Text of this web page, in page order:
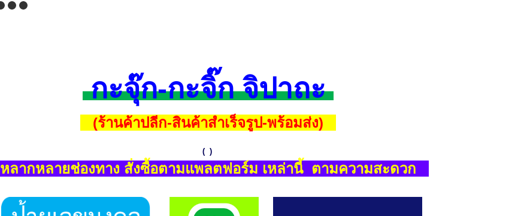
กะจุ๊ก-กะจิ๊ก จิปาถะ
(ร้านค้าปลีก-สินค้าสำเร็จรูป-พร้อมส่ง)
( )
หลากหลายช่องทาง สั่งซื้อตามแพลตฟอร์ม เหล่านี้ ตามความสะดวก